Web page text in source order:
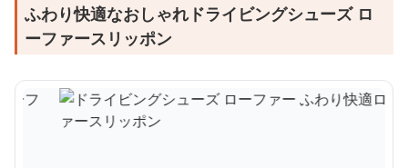
ふわり快適なおしゃれドライビングシューズ ロ
ーファースリッポン